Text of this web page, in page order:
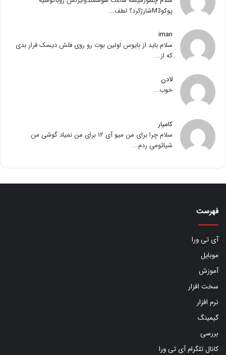
پوکوM3شارژکرد؟ لطف...
iman
سلام باید از بایوس اولین بوت رو روی فلش دیسک قرار بدی
که از...
لادن
خوب...
کامیار
سلام چرا برای من میو آی ۱۲ برای من نمیاد گوشی من
شیائومی ردم...
فهرست
آی تی ورا
موبایل
آموزش
سخت افزار
نرم افزار
گیمینگ
بررسی
کانال تلگرام آی تی ورا